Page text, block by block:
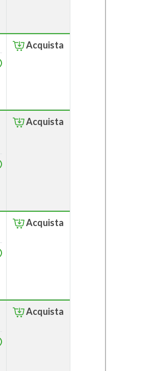
Acquista
Acquista
Acquista
Acquista